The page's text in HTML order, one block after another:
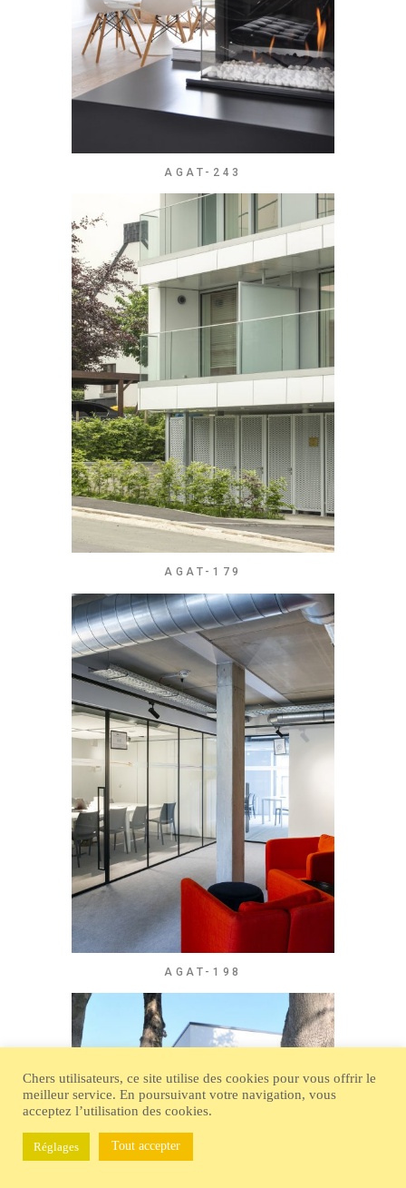
AGAT-243
AGAT-179
AGAT-198
Chers utilisateurs, ce site utilise des cookies pour vous offrir le
meilleur service. En poursuivant votre navigation, vous
acceptez l’utilisation des cookies.
Réglages Tout accepter